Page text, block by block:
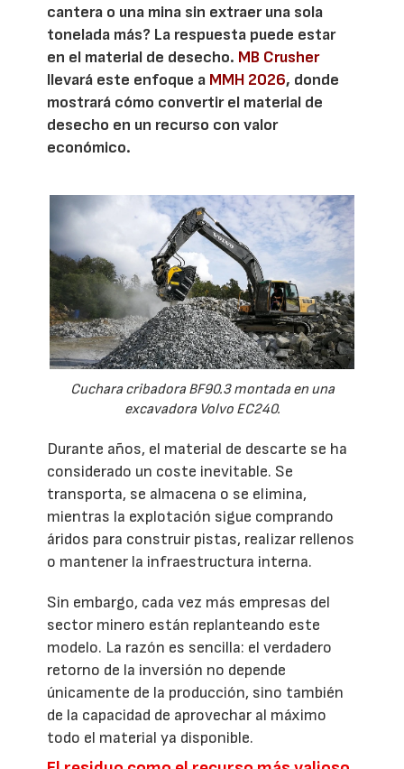
cantera o una mina sin extraer una sola
tonelada más? La respuesta puede estar
en el material de desecho. MB Crusher
llevará este enfoque a MMH 2026, donde
mostrará cómo convertir el material de
desecho en un recurso con valor
económico.
Cuchara cribadora BF90.3 montada en una
excavadora Volvo EC240.
Durante años, el material de descarte se ha
considerado un coste inevitable. Se
transporta, se almacena o se elimina,
mientras la explotación sigue comprando
áridos para construir pistas, realizar rellenos
o mantener la infraestructura interna.
Sin embargo, cada vez más empresas del
sector minero están replanteando este
modelo. La razón es sencilla: el verdadero
retorno de la inversión no depende
únicamente de la producción, sino también
de la capacidad de aprovechar al máximo
todo el material ya disponible.